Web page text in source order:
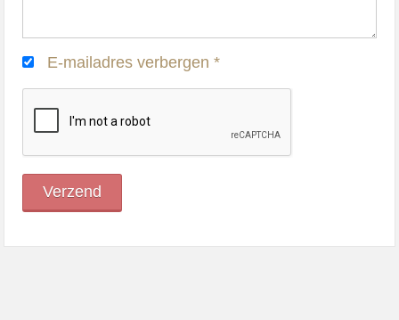
E-mailadres verbergen*